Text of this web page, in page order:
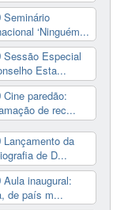
Seminário
‘Ninguém...
Sessão Especial
Esta...
Cine paredão:
de rec...
Lançamento da
de D...
Aula inaugural:
de país m...